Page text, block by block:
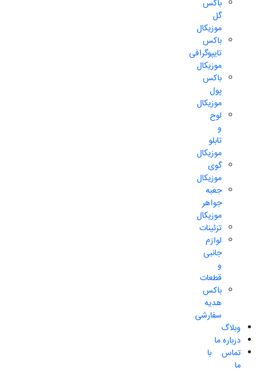
باکس
گل
موزیکال
باکس
تایپوگرافی
موزیکال
باکس
پول
موزیکال
لوح
و
تابلو
موزیکال
گوی
موزیکال
جعبه
جواهر
موزیکال
تزئینات
لوازم
جانبی
و
قطعات
باکس
هدیه
سفارشی
وبلاگ
درباره ما
تماس با
ما